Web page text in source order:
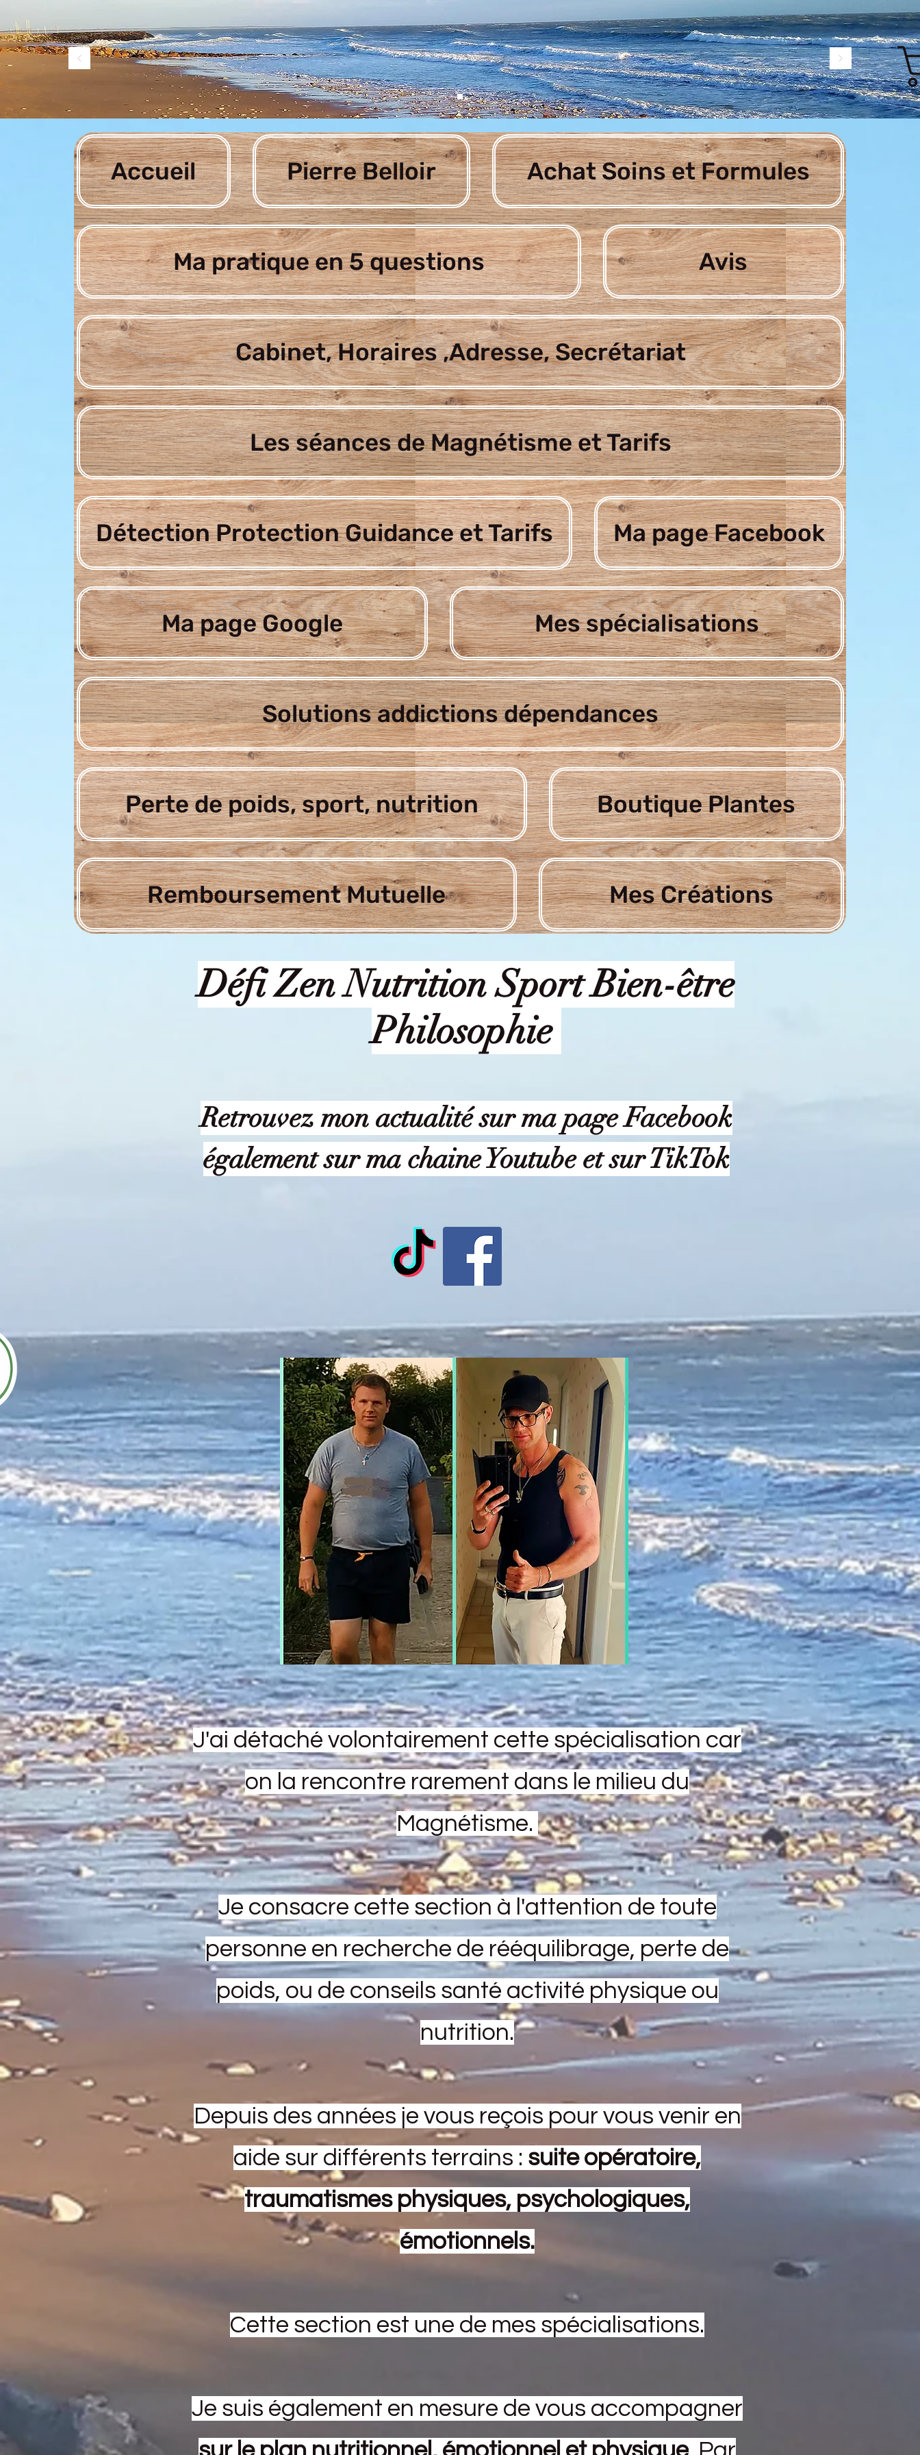
Accueil Pierre Belloir Achat Soins et Formules
Ma pratique en 5 questions Avis
Cabinet, Horaires ,Adresse, Secrétariat
Les séances de Magnétisme et Tarifs
Détection Protection Guidance et Tarifs Ma page Facebook
Ma page Google Mes spécialisations
Solutions addictions dépendances
Perte de poids, sport, nutrition Boutique Plantes
Remboursement Mutuelle Mes Créations
Défi Zen Nutrition Sport Bien-être
Philosophie
Retrouvez mon actualité sur ma page Facebook
également sur ma chaine Youtube et sur TikTok
J'ai détaché volontairement cette spécialisation car
on la rencontre rarement dans le milieu du
Magnétisme.
Je consacre cette section à l'attention de toute
personne en recherche de rééquilibrage, perte de
poids, ou de conseils santé activité physique ou
nutrition.
Depuis des années je vous reçois pour vous venir en
aide sur différents terrains : suite opératoire,
traumatismes physiques, psychologiques,
émotionnels.
Cette section est une de mes spécialisations.
Je suis également en mesure de vous accompagner